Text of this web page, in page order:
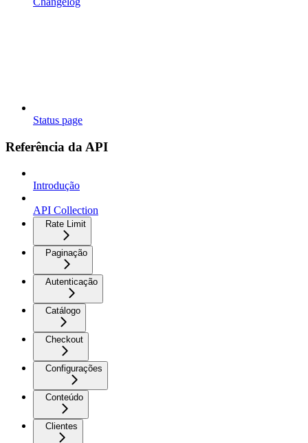
Status page
Referência da API
Introdução
API Collection
Rate Limit
Paginação
Autenticação
Catálogo
Checkout
Configurações
Conteúdo
Clientes